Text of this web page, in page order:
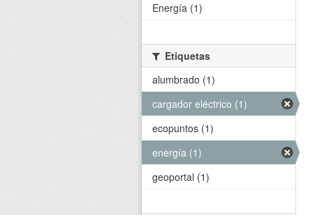
Energía (1)
Etiquetas
alumbrado (1)
cargador eléctrico (1)
ecopuntos (1)
energía (1)
geoportal (1)